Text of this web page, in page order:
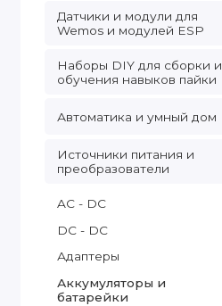
Датчики и модули для
Wemos и модулей ESP
Наборы DIY для сборки и
обучения навыков пайки
Автоматика и умный дом
Источники питания и
преобразователи
AC - DC
DC - DC
Адаптеры
Аккумуляторы и
батарейки